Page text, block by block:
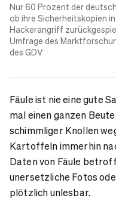
Nur 60 Prozent der
ob ihre Sicherheitskopien
Hackerangriff
Umfrage des
des GDV
Fäule ist nie eine gute
mal einen ganzen
schimmliger Knollen
Kartoffeln immerhin
Daten von Fäule
unersetzliche Fotos
plötzlich unlesbar.